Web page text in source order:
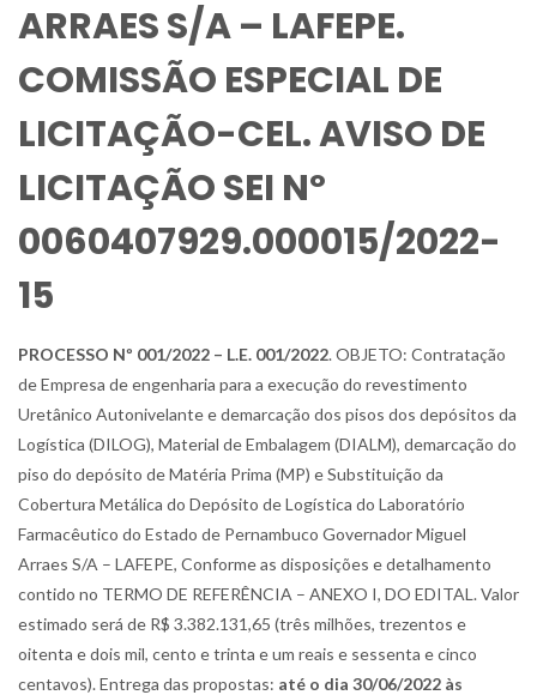
ARRAES S/A – LAFEPE.
COMISSÃO ESPECIAL DE
LICITAÇÃO-CEL. AVISO DE
LICITAÇÃO SEI Nº
0060407929.000015/2022-
15
PROCESSO Nº 001/2022 – L.E. 001/2022. OBJETO: Contratação
de Empresa de engenharia para a execução do revestimento
Uretânico Autonivelante e demarcação dos pisos dos depósitos da
Logística (DILOG), Material de Embalagem (DIALM), demarcação do
piso do depósito de Matéria Prima (MP) e Substituição da
Cobertura Metálica do Depósito de Logística do Laboratório
Farmacêutico do Estado de Pernambuco Governador Miguel
Arraes S/A – LAFEPE, Conforme as disposições e detalhamento
contido no TERMO DE REFERÊNCIA – ANEXO I, DO EDITAL. Valor
estimado será de R$ 3.382.131,65 (três milhões, trezentos e
oitenta e dois mil, cento e trinta e um reais e sessenta e cinco
centavos). Entrega das propostas: até o dia 30/06/2022 às